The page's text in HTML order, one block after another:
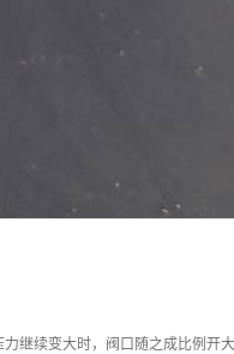
继续变大时，阀口随之成比例开